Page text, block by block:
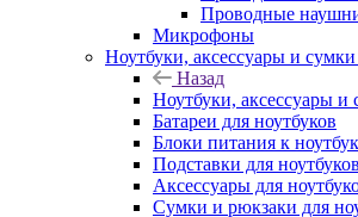
Проводные
Микрофоны
Ноутбуки, аксессуары и
Назад
Ноутбуки, аксессуары
Батареи для ноутбуков
Блоки питания к
Подставки для ноутбуков
Аксессуары для
Сумки и рюкзаки для